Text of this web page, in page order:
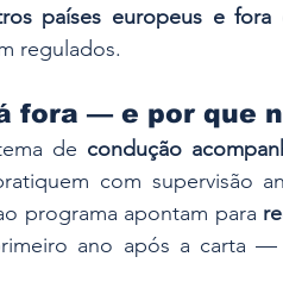
países europeus e fora
regulados.
fora — e por que
de condução
com supervisão
programa apontam para
ano após a carta —